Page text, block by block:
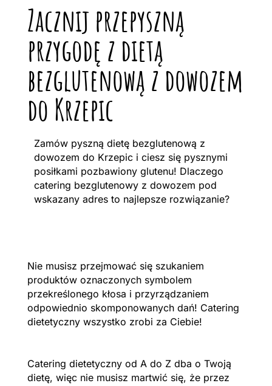
Zacznij przepyszną
przygodę z dietą
bezglutenową z dowozem
do Krzepic
Zamów pyszną dietę bezglutenową z
dowozem do Krzepic i ciesz się pysznymi
posiłkami pozbawiony glutenu! Dlaczego
catering bezglutenowy z dowozem pod
wskazany adres to najlepsze rozwiązanie?
Nie musisz przejmować się szukaniem
produktów oznaczonych symbolem
przekreślonego kłosa i przyrządzaniem
odpowiednio skomponowanych dań! Catering
dietetyczny wszystko zrobi za Ciebie!
Catering dietetyczny od A do Z dba o Twoją
dietę, więc nie musisz martwić się, że przez